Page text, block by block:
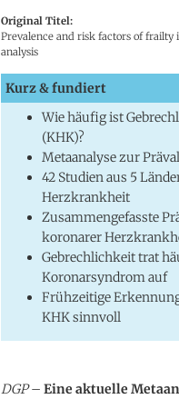
Original Titel:
Prevalence and risk factors of frailty
analysis
Kurz & fundiert
Wie häufig ist
(KHK)?
Metaanalyse zur
42 Studien aus 5
Herzkrankheit
Zusammengefasste
koronarer
Gebrechlichkeit trat
Koronarsyndrom auf
Frühzeitige
KHK sinnvoll
DGP– Eine aktuelle